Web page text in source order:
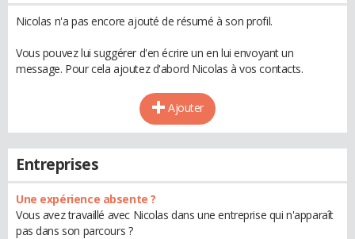
Nicolas n'a pas encore ajouté de résumé à son profil.
Vous pouvez lui suggérer d'en écrire un en lui envoyant un
message. Pour cela ajoutez d'abord Nicolas à vos contacts.
Ajouter
Entreprises
Une expérience absente ?
Vous avez travaillé avec Nicolas dans une entreprise qui n'apparaît
pas dans son parcours ?